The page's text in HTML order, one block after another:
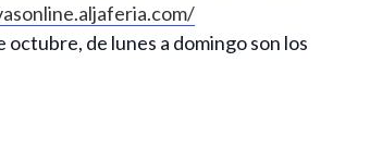
octubre, de lunes a domingo son los